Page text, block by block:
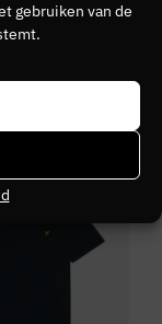
gebruiken van de